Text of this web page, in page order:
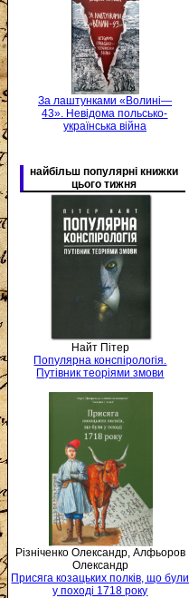
За лаштунками «Волині—
43». Невідома польсько-
українська війна
найбільш популярні книжки
цього тижня
Найт Пітер
Популярна конспірологія.
Путівник теоріями змови
Різніченко Олександр, Алфьоров
Олександр
Присяга козацьких полків, що були
у поході 1718 року